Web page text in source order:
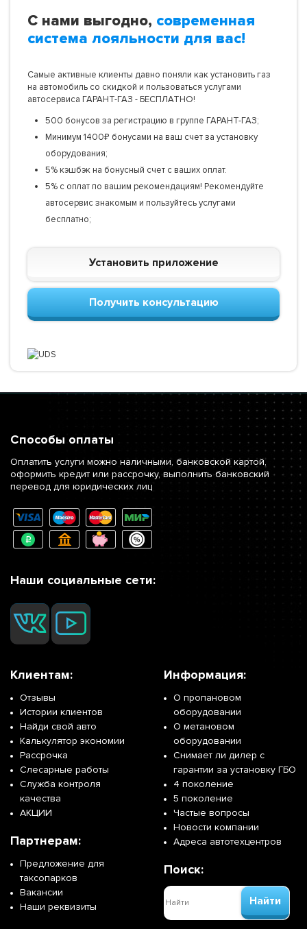
С нами выгодно, современная
система лояльности для вас!
Самые активные клиенты давно поняли как установить газ
на автомобиль со скидкой и пользоваться услугами
автосервиса ГАРАНТ-ГАЗ - БЕСПЛАТНО!
500 бонусов за регистрацию в группе ГАРАНТ-ГАЗ;
Минимум 1400₽ бонусами на ваш счет за установку
оборудования;
5% кэшбэк на бонусный счет с ваших оплат.
5% с оплат по вашим рекомендациям! Рекомендуйте
автосервис знакомым и пользуйтесь услугами
бесплатно;
Установить приложение
Получить консультацию
Способы оплаты
Оплатить услуги можно наличными, банковской картой,
оформить кредит или рассрочку, выполнить банковский
перевод для юридических лиц
Наши социальные сети:
Клиентам:
Отзывы
Истории клиентов
Найди свой авто
Калькулятор экономии
Рассрочка
Слесарные работы
Служба контроля
качества
АКЦИИ
Партнерам:
Предложение для
таксопарков
Вакансии
Наши реквизиты
Информация:
О пропановом
оборудовании
О метановом
оборудовании
Снимает ли дилер с
гарантии за установку ГБО
4 поколение
5 поколение
Частые вопросы
Новости компании
Адреса автотехцентров
Поиск:
Найти